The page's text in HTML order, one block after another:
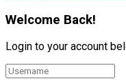
Welcome Back!
Login to your account